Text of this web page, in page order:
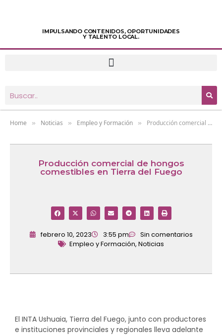
IMPULSANDO CONTENIDOS, OPORTUNIDADES
Y TALENTO LOCAL.
Home » Noticias » Empleo y Formación » Producción comercial de hongos comestibles en Tierra del Fuego
Producción comercial de hongos
comestibles en Tierra del Fuego
febrero 10, 2023 3:55 pm
Sin comentarios
Empleo y Formación, Noticias
El INTA Ushuaia, Tierra del Fuego, junto con productores
e instituciones provinciales y regionales lleva adelante